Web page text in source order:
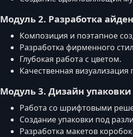
Модуль 2. Разработка
Композиция и поэтапное
Разработка фирменного
Глубокая работа с цветом.
Качественная
Модуль 3. Дизайн упаковки
Работа со шрифтовыми
Создание упаковки под
Разработка макетов